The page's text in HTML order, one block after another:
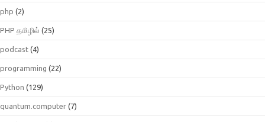
php (2)
PHP தமிழில் (25)
podcast (4)
programming (22)
Python (129)
quantum.computer (7)